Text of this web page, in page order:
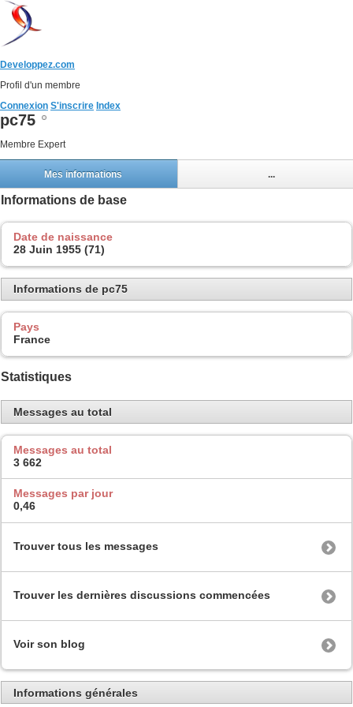
Developpez.com
Profil d'un membre
Connexion S'inscrire Index
pc75
Membre Expert
Mes informations ...
Informations de base
Date de naissance
28 Juin 1955 (71)
Informations de pc75
Pays
France
Statistiques
Messages au total
Messages au total
3 662
Messages par jour
0,46
Trouver tous les messages
Trouver les dernières discussions commencées
Voir son blog
Informations générales